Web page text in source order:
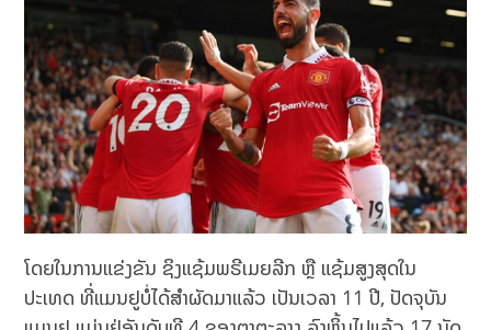
ໂດຍໃນການແຂ່ງຂັນ ຊິງແຊ້ມພຣີເມຍລີກ ຫຼື ແຊ້ມສູງສຸດໃນ
ປະເທດ ທີ່ແມນຢູບໍ່ໄດ້ສຳຜັດມາແລ້ວ ເປັນເວລາ 11 ປີ, ປັດຈຸບັນ